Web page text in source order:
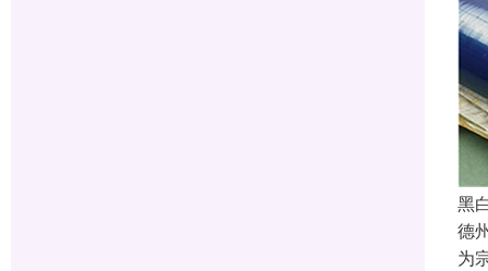
黑
德
为